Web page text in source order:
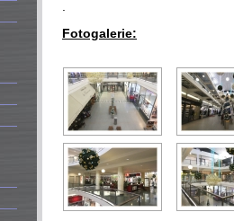
Fotogalerie: